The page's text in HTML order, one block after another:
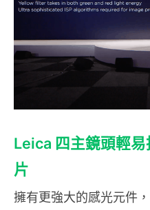
Leica 四主鏡頭輕
片
擁有更強大的感光元件